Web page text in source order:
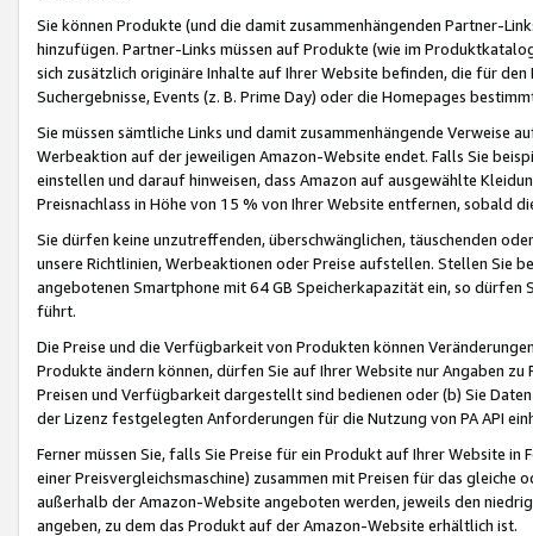
Sie können Produkte (und die damit zusammenhängenden Partner-
hinzufügen. Partner-Links müssen auf Produkte (wie im
sich zusätzlich originäre Inhalte auf Ihrer Website befinden, die für
Suchergebnisse, Events (z. B. Prime Day) oder die Homepages
Sie müssen sämtliche Links und damit zusammenhängende
Werbeaktion auf der jeweiligen Amazon-Website endet. Falls Sie
einstellen und darauf hinweisen, dass Amazon auf ausgewählte
Preisnachlass in Höhe von 15 % von Ihrer Website entfernen, sobald
Sie dürfen keine unzutreffenden, überschwänglichen, täuschenden
unsere Richtlinien, Werbeaktionen oder Preise aufstellen. Stellen Sie
angebotenen Smartphone mit 64 GB Speicherkapazität ein, so dürfen
führt.
Die Preise und die Verfügbarkeit von Produkten können
Produkte ändern können, dürfen Sie auf Ihrer Website nur Angaben
Preisen und Verfügbarkeit dargestellt sind bedienen oder (b) Sie
der Lizenz festgelegten Anforderungen für die Nutzung von PA API
Ferner müssen Sie, falls Sie Preise für ein Produkt auf Ihrer Website
einer Preisvergleichsmaschine) zusammen mit Preisen für das
außerhalb der Amazon-Website angeboten werden, jeweils den
angeben, zu dem das Produkt auf der Amazon-Website erhältlich ist.